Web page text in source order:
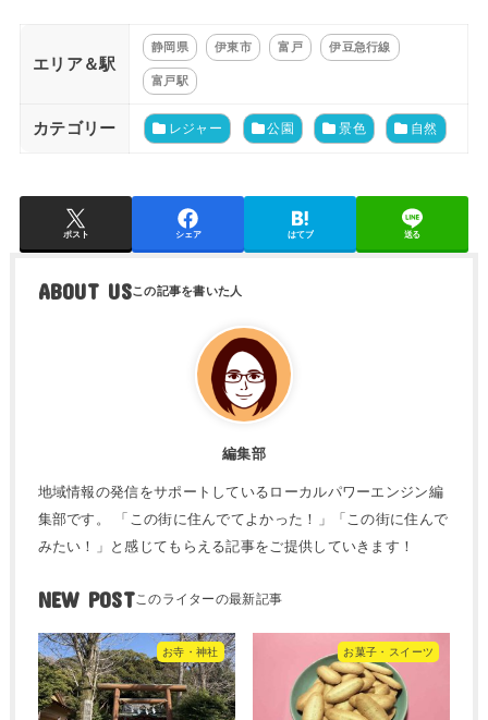
エリア＆駅
静岡県 伊東市 富戸 伊豆急行線
富戸駅
カテゴリー レジャー 公園 景色 自然
ポスト シェア はてブ 送る
ABOUT US
編集部
地域情報の発信をサポートしているローカルパワーエンジン編
集部です。 「この街に住んでてよかった！」「この街に住んで
みたい！」と感じてもらえる記事をご提供していきます！
NEW POST
お寺・神社 お菓子・スイーツ